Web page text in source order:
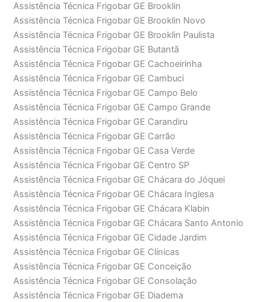
Assistência Técnica Frigobar GE Brooklin
Assistência Técnica Frigobar GE Brooklin Novo
Assistência Técnica Frigobar GE Brooklin Paulista
Assistência Técnica Frigobar GE Butantã
Assistência Técnica Frigobar GE Cachoeirinha
Assistência Técnica Frigobar GE Cambuci
Assistência Técnica Frigobar GE Campo Belo
Assistência Técnica Frigobar GE Campo Grande
Assistência Técnica Frigobar GE Carandiru
Assistência Técnica Frigobar GE Carrão
Assistência Técnica Frigobar GE Casa Verde
Assistência Técnica Frigobar GE Centro SP
Assistência Técnica Frigobar GE Chácara do Jóquei
Assistência Técnica Frigobar GE Chácara Inglesa
Assistência Técnica Frigobar GE Chácara Klabin
Assistência Técnica Frigobar GE Chácara Santo Antonio
Assistência Técnica Frigobar GE Cidade Jardim
Assistência Técnica Frigobar GE Clínicas
Assistência Técnica Frigobar GE Conceição
Assistência Técnica Frigobar GE Consolação
Assistência Técnica Frigobar GE Diadema